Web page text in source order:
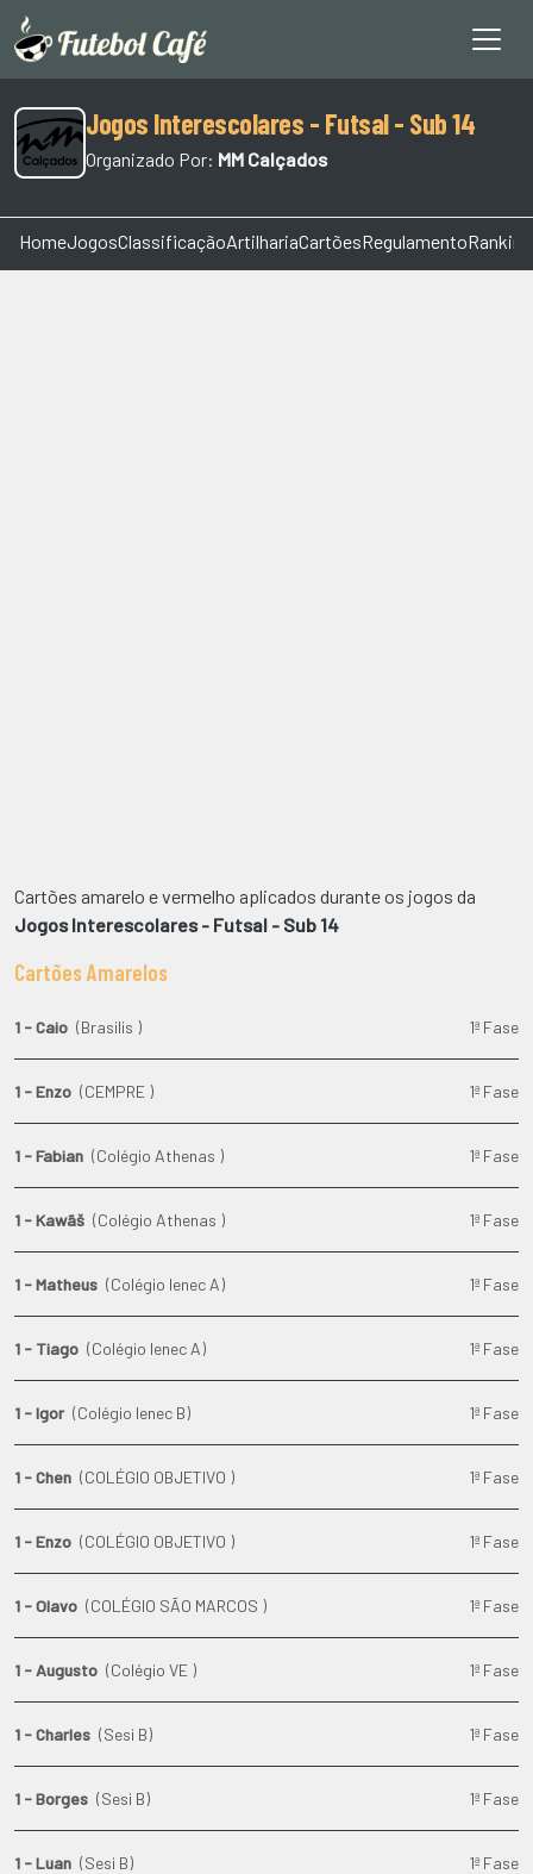
Jogos Interescolares - Futsal - Sub 14
Organizado Por: MM Calçados
HomeJogosClassificaçãoArtilhariaCartõesRegulamentoRanking
Cartões amarelo e vermelho aplicados durante os jogos da
Jogos Interescolares - Futsal - Sub 14
Cartões Amarelos
1 - Caio (Brasilis ) 1ª Fase
1 - Enzo (CEMPRE ) 1ª Fase
1 - Fabian (Colégio Athenas ) 1ª Fase
1 - Kawãš (Colégio Athenas ) 1ª Fase
1 - Matheus (Colégio Ienec A) 1ª Fase
1 - Tiago (Colégio Ienec A) 1ª Fase
1 - Igor (Colégio Ienec B) 1ª Fase
1 - Chen (COLÉGIO OBJETIVO ) 1ª Fase
1 - Enzo (COLÉGIO OBJETIVO ) 1ª Fase
1 - Olavo (COLÉGIO SÃO MARCOS ) 1ª Fase
1 - Augusto (Colégio VE ) 1ª Fase
1 - Charles (Sesi B) 1ª Fase
1 - Borges (Sesi B) 1ª Fase
1 - Luan (Sesi B) 1ª Fase